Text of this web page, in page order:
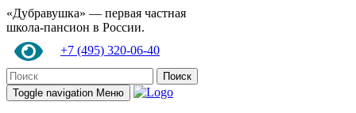
«Дубравушка» — первая частная
школа-пансион в России.
+7 (495) 320-06-40
Поиск
Toggle navigation Меню